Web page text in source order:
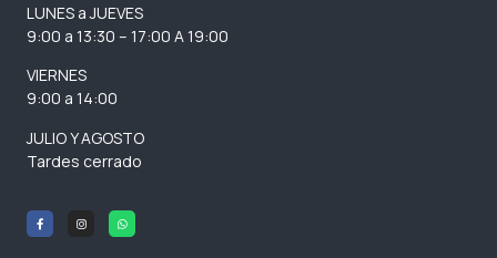
LUNES a JUEVES
9:00 a 13:30 – 17:00 A 19:00
VIERNES
9:00 a 14:00
JULIO Y AGOSTO
Tardes cerrado